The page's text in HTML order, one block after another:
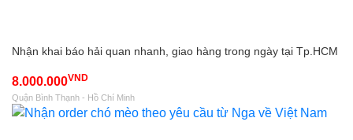
Nhận khai báo hải quan nhanh, giao hàng trong ngày tại Tp.HCM
8.000.000VND
Quận Bình Thạnh - Hồ Chí Minh